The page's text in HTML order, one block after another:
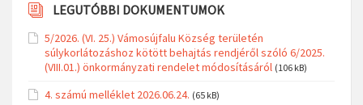
LEGUTÓBBI DOKUMENTUMOK
5/2026. (VI. 25.) Vámosújfalu Község területén
súlykorlátozáshoz kötött behajtás rendjéről szóló 6/2025.
(VIII.01.) önkormányzati rendelet módosításáról (106 kB)
4. számú melléklet 2026.06.24. (65 kB)